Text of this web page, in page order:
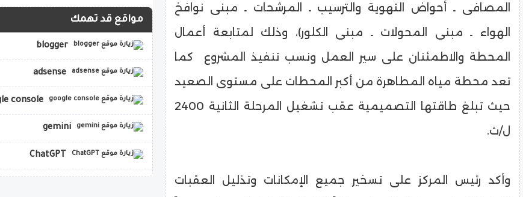
المصافى ـ أحواض التهوية والترسيب ـ المرشحات ـ مبنى نوافخ
الهواء ـ مبنى المحولات ـ مبنى الكلور)، وذلك لمتابعة أعمال
المحطة والاطمئنان على سير العمل ونسب تنفيذ المشروع كما
تعد محطة مياه المطاهرة من أكبر المحطات على مستوى الصعيد
حيث تبلغ طاقتها التصميمية عقب تشغيل المرحلة الثانية 2400
ل/ث.
وأكد رئيس المركز على تسخير جميع الإمكانات وتذليل العقبات
مواقع قد تهمك
blogger